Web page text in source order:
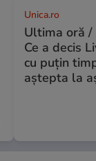
Unica.ro
Ultima oră /
Ce a decis
cu puțin
aștepta la